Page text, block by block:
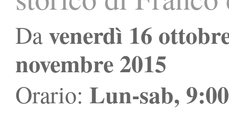
Davenerdì 16
novembre 2015
Orario: Lun-sab,